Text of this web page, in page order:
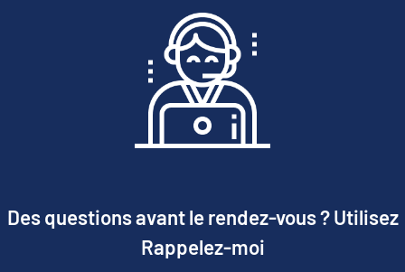
Des questions avant le rendez-vous ? Utilisez
Rappelez-moi